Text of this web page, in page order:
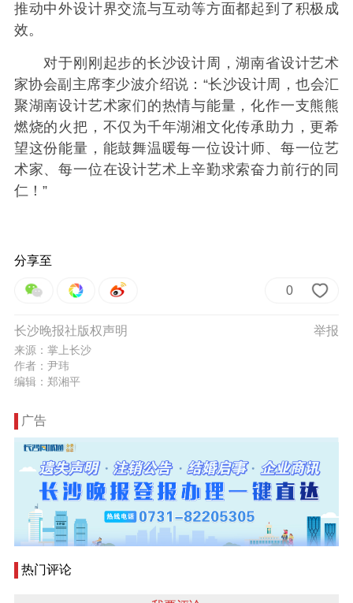
推动中外设计界交流与互动等方面都起到了积极成
效。
对于刚刚起步的长沙设计周，湖南省设计艺术
家协会副主席李少波介绍说：“长沙设计周，也会汇
聚湖南设计艺术家们的热情与能量，化作一支熊熊
燃烧的火把，不仅为千年湖湘文化传承助力，更希
望这份能量，能鼓舞温暖每一位设计师、每一位艺
术家、每一位在设计艺术上辛勤求索奋力前行的同
仁！”
分享至
0
举报
长沙晚报社版权声明
来源：掌上长沙
作者：尹玮
编辑：郑湘平
广告
热门评论